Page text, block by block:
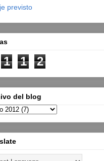
previsto
1 1 2
del blog